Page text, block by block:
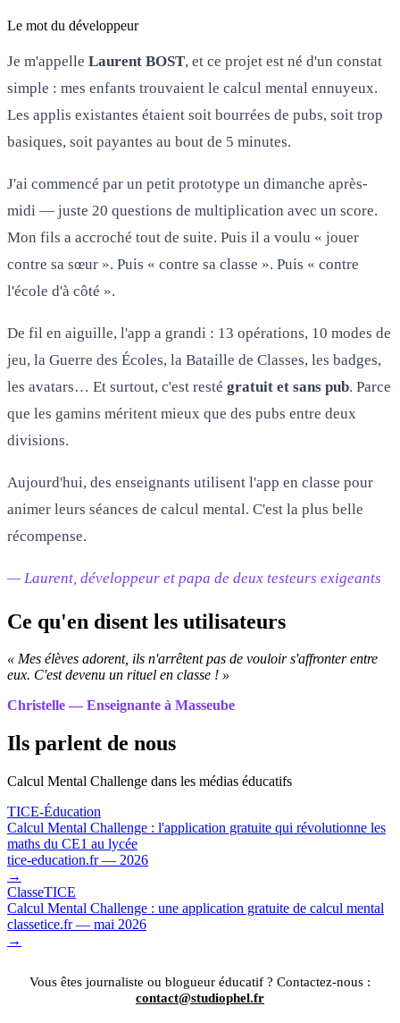
Le mot du développeur
Je m'appelle Laurent BOST, et ce projet est né d'un constat
simple : mes enfants trouvaient le calcul mental ennuyeux.
Les applis existantes étaient soit bourrées de pubs, soit trop
basiques, soit payantes au bout de 5 minutes.
J'ai commencé par un petit prototype un dimanche après-
midi — juste 20 questions de multiplication avec un score.
Mon fils a accroché tout de suite. Puis il a voulu « jouer
contre sa sœur ». Puis « contre sa classe ». Puis « contre
l'école d'à côté ».
De fil en aiguille, l'app a grandi : 13 opérations, 10 modes de
jeu, la Guerre des Écoles, la Bataille de Classes, les badges,
les avatars… Et surtout, c'est resté gratuit et sans pub. Parce
que les gamins méritent mieux que des pubs entre deux
divisions.
Aujourd'hui, des enseignants utilisent l'app en classe pour
animer leurs séances de calcul mental. C'est la plus belle
récompense.
— Laurent, développeur et papa de deux testeurs exigeants
Ce qu'en disent les utilisateurs
« Mes élèves adorent, ils n'arrêtent pas de vouloir s'affronter entre
eux. C'est devenu un rituel en classe ! »
Christelle — Enseignante à Masseube
Ils parlent de nous
Calcul Mental Challenge dans les médias éducatifs
TICE-Éducation
Calcul Mental Challenge : l'application gratuite qui révolutionne les
maths du CE1 au lycée
tice-education.fr — 2026
→
ClasseTICE
Calcul Mental Challenge : une application gratuite de calcul mental
classetice.fr — mai 2026
→
Vous êtes journaliste ou blogueur éducatif ? Contactez-nous :
contact@studiophel.fr